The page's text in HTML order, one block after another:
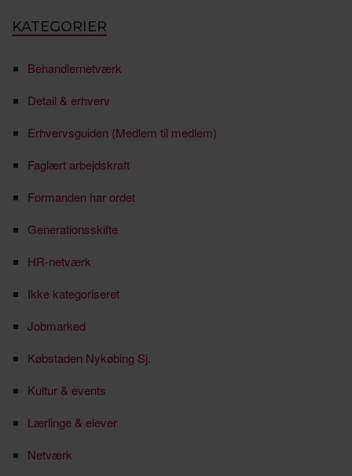
KATEGORIER
Behandlernetværk
Detail & erhverv
Erhvervsguiden (Medlem til medlem)
Faglært arbejdskraft
Formanden har ordet
Generationsskifte
HR-netværk
Ikke kategoriseret
Jobmarked
Købstaden Nykøbing Sj.
Kultur & events
Lærlinge & elever
Netværk